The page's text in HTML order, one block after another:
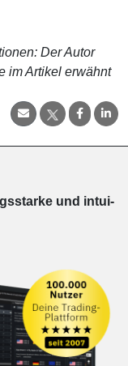
Der Autor
im Artikel erwähnt
und in­tui­